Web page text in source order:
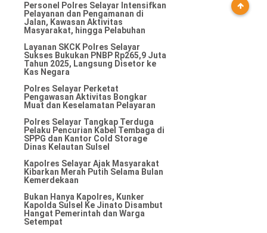
Personel Polres Selayar Intensifkan
Pelayanan dan Pengamanan di
Jalan, Kawasan Aktivitas
Masyarakat, hingga Pelabuhan
Layanan SKCK Polres Selayar
Sukses Bukukan PNBP Rp265,9 Juta
Tahun 2025, Langsung Disetor ke
Kas Negara
Polres Selayar Perketat
Pengawasan Aktivitas Bongkar
Muat dan Keselamatan Pelayaran
Polres Selayar Tangkap Terduga
Pelaku Pencurian Kabel Tembaga di
SPPG dan Kantor Cold Storage
Dinas Kelautan Sulsel
Kapolres Selayar Ajak Masyarakat
Kibarkan Merah Putih Selama Bulan
Kemerdekaan
Bukan Hanya Kapolres, Kunker
Kapolda Sulsel Ke Jinato Disambut
Hangat Pemerintah dan Warga
Setempat